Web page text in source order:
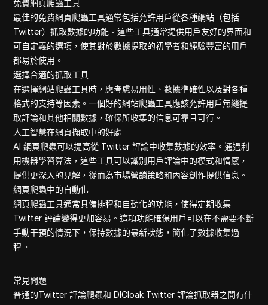
免費網頁爬蟲工具
最佳的免費網頁爬蟲工具通常包括允許用戶從各種網站（包括
Twitter）抓取數據的功能。這些工具通常提供用戶友好的界面和
可自定義的選項，使其對於數據提取的初學者和經驗豐富的用戶
都易於使用。
選擇合適的抓取工具
在選擇網站爬蟲工具時，應考慮易用性、數據準確性以及對各種
格式的支持等因素。一個好的網站爬蟲工具應該允許用戶無縫提
取評論和其他相關數據，確保所收集的信息可靠且可行。
人工智慧在網頁擷取中的好處
AI 網頁爬蟲可以提高從 Twitter 評論中收集數據的效率。通過利
用機器學習算法，這些工具可以識別用戶評論中的模式和情感，
提供更深入的見解，從而為市場營銷策略和內容創作提供信息。
網頁爬蟲中的自動化
網頁爬蟲工具通常具備排程和自動化的功能，使得定期收集
Twitter 評論變得更加容易。這項功能確保用戶可以在不需要不斷
手動干預的情況下，保持數據的最新狀態，簡化了數據收集過
程。
常見問題
普通的Twitter 評論爬蟲和 DICloak Twitter 評論抓取器之間有什